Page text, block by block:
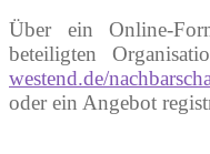
Über ein Online-
beteiligten
westend.de/
oder ein Angebot